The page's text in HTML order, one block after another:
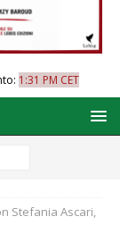
1:31 PM CET
Stefania Ascari,